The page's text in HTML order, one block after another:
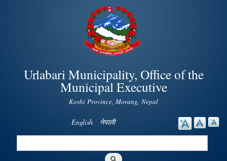
Skip to
main
content
Urlabari Municipality, Office of the
Municipal Executive
Koshi Province, Morang, Nepal
English नेपाली
Search